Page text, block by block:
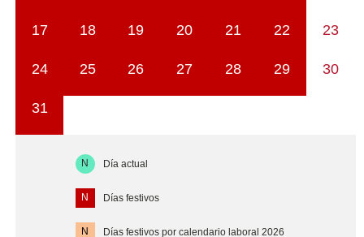
17 18 19 20 21 22 23
24 25 26 27 28 29 30
31
N Día actual
N Días festivos
N Días festivos por calendario laboral 2026